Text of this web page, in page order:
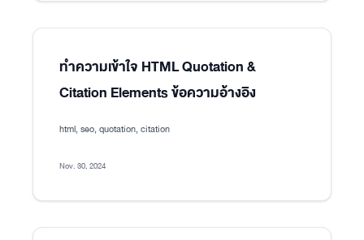
ทำความเข้าใจ HTML Quotation &
Citation Elements ข้อความอ้างอิง
html, seo, quotation, citation
Nov. 30, 2024